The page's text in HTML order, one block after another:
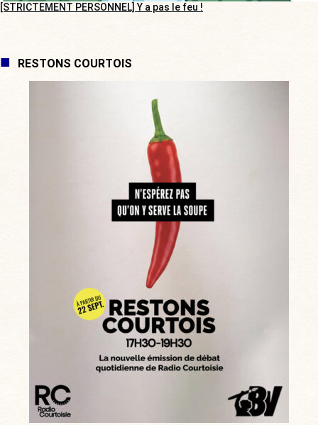
[STRICTEMENT PERSONNEL] Y a pas le feu !
RESTONS COURTOIS